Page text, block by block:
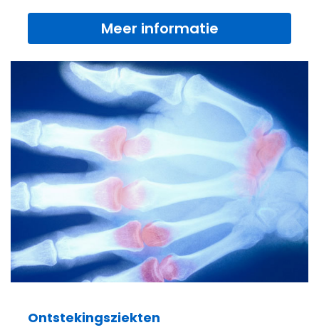
Meer informatie
Ontstekingsziekten